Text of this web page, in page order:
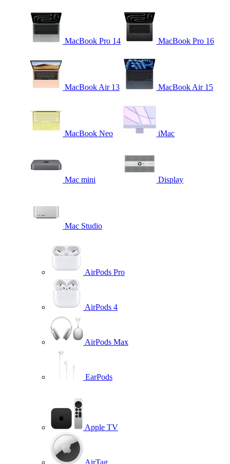
MacBook Pro 14 MacBook Pro 16
MacBook Air 13 MacBook Air 15
MacBook Neo iMac
Mac mini Display
Mac Studio
AirPods Pro
AirPods 4
AirPods Max
EarPods
Apple TV